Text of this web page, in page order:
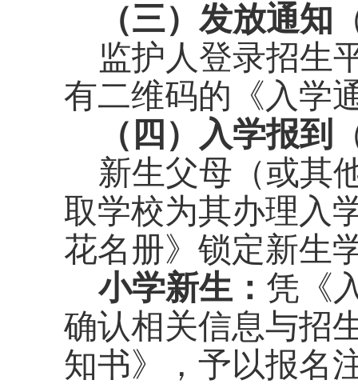
（三）发放通知
监护人登录招生
有二维码的《入学
（四）入学报到
新生父母（或其
取学校为其办理入
花名册》锁定新生
小学新生： 凭《
确认相关信息与招
知书》， 予以报名